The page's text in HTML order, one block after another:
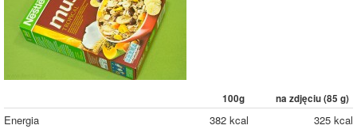
100g na zdjęciu (85 g)
Energia 382 kcal
325 kcal